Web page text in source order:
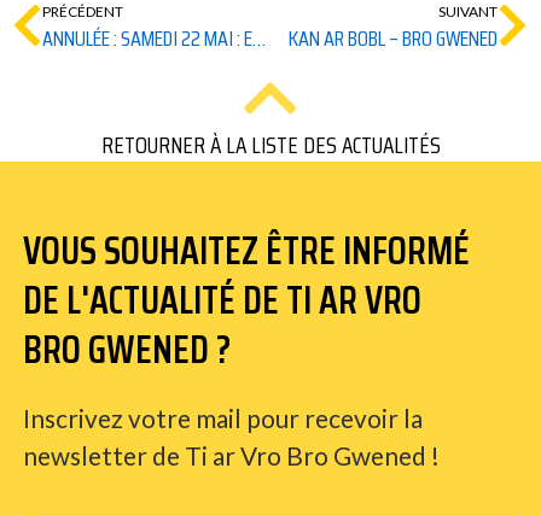
PRÉCÉDENT
ANNULÉE : SAMEDI 22 MAI : EXPOSITION « AUX CHAMPS CITOYENS ! »
SUIVANT
KAN AR BOBL – BRO GWENED
RETOURNER À LA LISTE DES ACTUALITÉS
VOUS SOUHAITEZ ÊTRE INFORMÉ
DE L'ACTUALITÉ DE TI AR VRO
BRO GWENED ?
Inscrivez votre mail pour recevoir la
newsletter de Ti ar Vro Bro Gwened !